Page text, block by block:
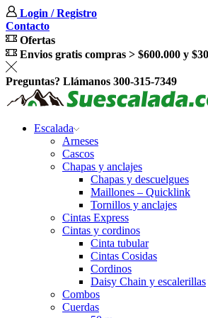
Login / Registro
Contacto
Ofertas
Envios gratis compras > $600.000 y
Preguntas? Llámanos 300-315-7349
Escalada
Arneses
Cascos
Chapas y anclajes
Chapas y descuelgues
Maillones – Quicklink
Tornillos y anclajes
Cintas Express
Cintas y cordinos
Cinta tubular
Cintas Cosidas
Cordinos
Daisy Chain y escalerillas
Combos
Cuerdas